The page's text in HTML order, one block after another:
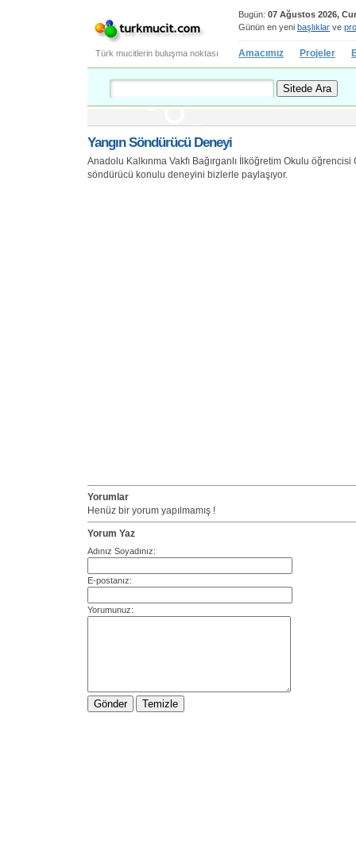
Bugün: 07 Ağustos 2026,
Günün en yeni başlıklar ve
Türk mucitlerin buluşma noktası Amacımız Projeler
Yangın Söndürücü Deneyi
Anadolu Kalkınma Vakfı Bağırganlı İlköğretim Okulu öğrencisi
söndürücü konulu deneyini bizlerle paylaşıyor.
Yorumlar
Henüz bir yorum yapılmamış !
Yorum Yaz
Adınız Soyadınız:
E-postanız:
Yorumunuz: